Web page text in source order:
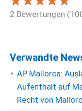
2 Bewertungen (
Verwandte
AP Mallorca:
Aufenthalt auf
Recht von